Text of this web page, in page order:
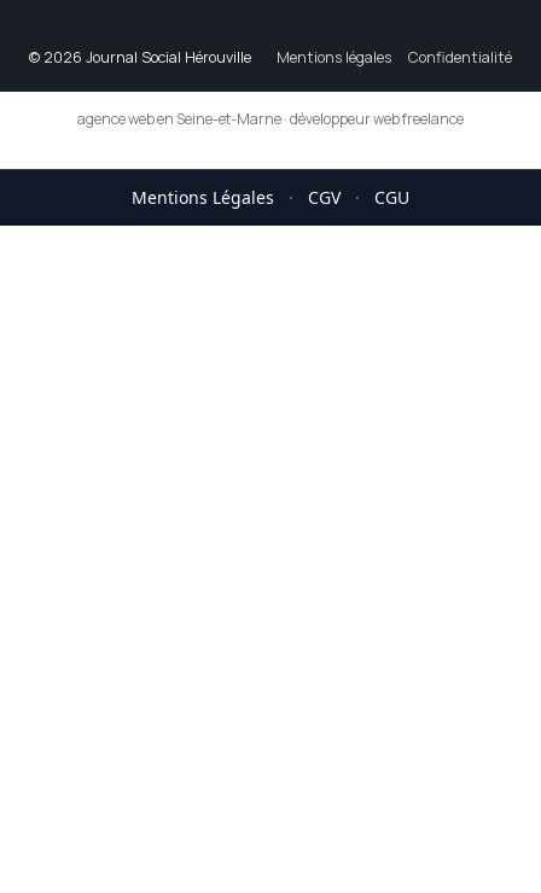
© 2026 Journal Social Hérouville Mentions légales Confidentialité
agence web en Seine-et-Marne·développeur web freelance
Mentions Légales · CGV · CGU